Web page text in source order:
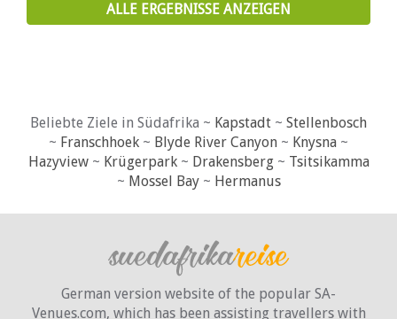
ALLE ERGEBNISSE ANZEIGEN
Beliebte Ziele in Südafrika ~ Kapstadt ~ Stellenbosch
~ Franschhoek ~ Blyde River Canyon ~ Knysna ~
Hazyview~ Krügerpark~ Drakensberg~ Tsitsikamma
~ Mossel Bay~ Hermanus
German version website of the popular SA-
Venues.com, which has been assisting travellers with